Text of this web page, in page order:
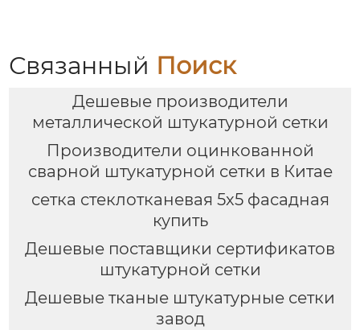
Связанный Поиск
Дешевые производители
металлической штукатурной сетки
Производители оцинкованной
сварной штукатурной сетки в Китае
сетка стеклотканевая 5х5 фасадная
купить
Дешевые поставщики сертификатов
штукатурной сетки
Дешевые тканые штукатурные сетки
завод